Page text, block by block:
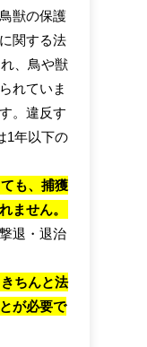
獣の保護
関する法
、鳥や獣
れていま
。違反す
1年以下の
も、捕獲
ません。
退・退治
ちんと法
が必要で